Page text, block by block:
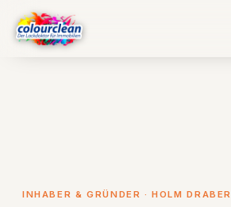
INHABER & GRÜNDER · HOLM DRABER